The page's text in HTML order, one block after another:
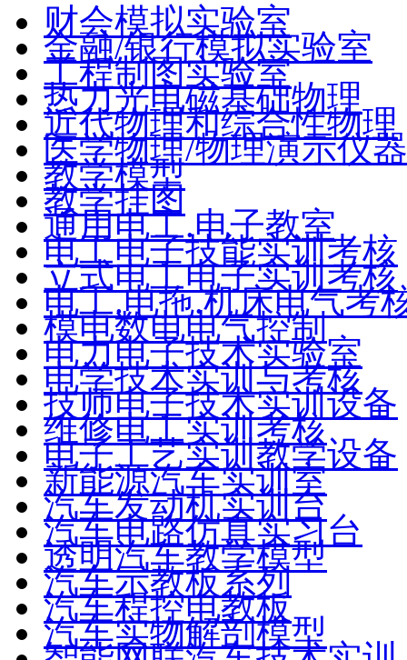
财会模拟实验室
金融/银行模拟实验室
工程制图实验室
热力光电磁基础物理
近代物理和综合性物理
医学物理/物理演示仪器
教学模型
教学挂图
通用电工.电子教室
电工电子技能实训考核
立式电工电子实训考核
电工.电拖.机床电气考
模电数电电气控制
电力电子技术实验室
电学技术实训与考核
技师电子技术实训设备
维修电工实训考核
电子工艺实训教学设备
新能源汽车实训室
汽车发动机实训台
汽车电路仿真实习台
透明汽车教学模型
汽车示教板系列
汽车程控电教板
汽车实物解剖模型